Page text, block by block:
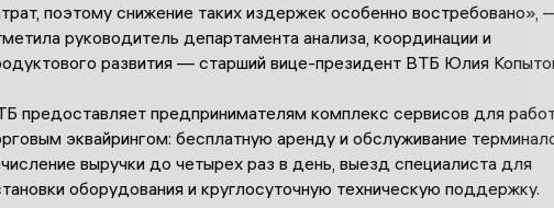
поэтому снижение таких издержек особенно востребовано»,
руководитель департамента анализа, координации и
развития — старший вице-президент ВТБ Юлия
предоставляет предпринимателям комплекс сервисов для
эквайрингом: бесплатную аренду и обслуживание
выручки до четырех раз в день, выезд специалиста для
оборудования и круглосуточную техническую поддержку.